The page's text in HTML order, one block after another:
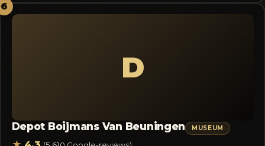
6
D
Depot Boijmans Van Beuningen MUSEUM